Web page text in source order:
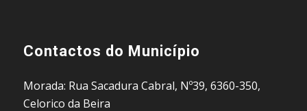
Contactos do Município
Morada: Rua Sacadura Cabral, Nº39, 6360-350,
Celorico da Beira